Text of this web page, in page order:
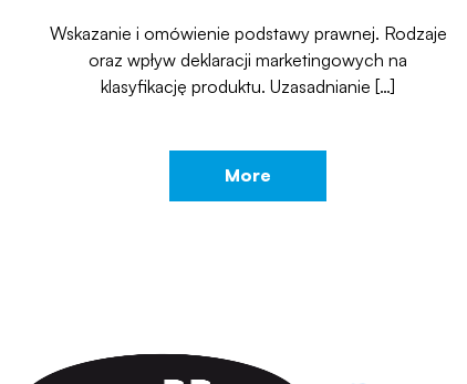
Wskazanie i omówienie podstawy prawnej. Rodzaje
oraz wpływ deklaracji marketingowych na
klasyfikację produktu. Uzasadnianie […]
More